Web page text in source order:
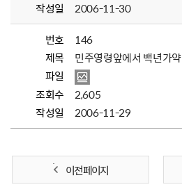
작성일
2006-11-30
번호
146
제목
민주영령앞에서 백년가약
파일
조회수
2,605
작성일
2006-11-29
이전 페이지